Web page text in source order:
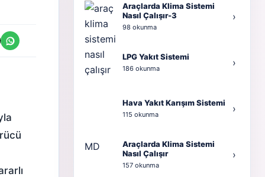
Araçlarda Klima Sistemi
Nasıl Çalışır-3
98 okunma
›
LPG Yakıt Sistemi
186 okunma ›
Hava Yakıt Karışım Sistemi
115 okunma ›
MD
Araçlarda Klima Sistemi
Nasıl Çalışır
157 okunma
›